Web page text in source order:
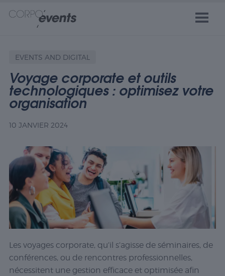
EVENTS AND DIGITAL
Voyage corporate et outils
technologiques : optimisez votre
organisation
10 JANVIER 2024
Les voyages corporate, qu’il s’agisse de séminaires, de
conférences, ou de rencontres professionnelles,
nécessitent une gestion efficace et optimisée afin